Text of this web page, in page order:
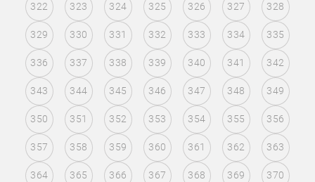
322 323 324 325 326 327 328
329 330 331 332 333 334 335
336 337 338 339 340 341 342
343 344 345 346 347 348 349
350 351 352 353 354 355 356
357 358 359 360 361 362 363
364 365 366 367 368 369 370